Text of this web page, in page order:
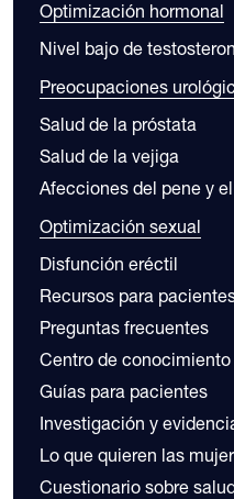
Optimización hormonal
Nivel bajo de
Preocupaciones
Salud de la próstata
Salud de la vejiga
Afecciones del pene y
Optimización sexual
Disfunción eréctil
Recursos para
Preguntas frecuentes
Centro de conocimiento
Guías para pacientes
Investigación y
Lo que quieren las
Cuestionario sobre